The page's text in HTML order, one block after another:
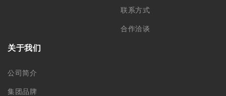
联系方式
合作洽谈
关于我们
公司简介
集团品牌